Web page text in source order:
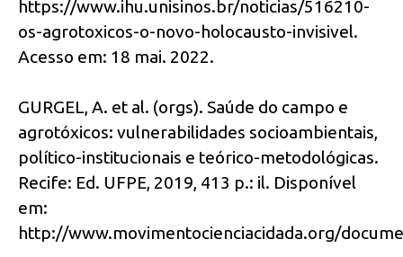
https://www.ihu.unisinos.br/noticias/516210-
os-agrotoxicos-o-novo-holocausto-invisivel.
Acesso em: 18 mai. 2022.
GURGEL, A. et al. (orgs). Saúde do campo e
agrotóxicos: vulnerabilidades socioambientais,
político-institucionais e teórico-metodológicas.
Recife: Ed. UFPE, 2019, 413 p.: il. Disponível
em:
http://www.movimentocienciacidada.org/